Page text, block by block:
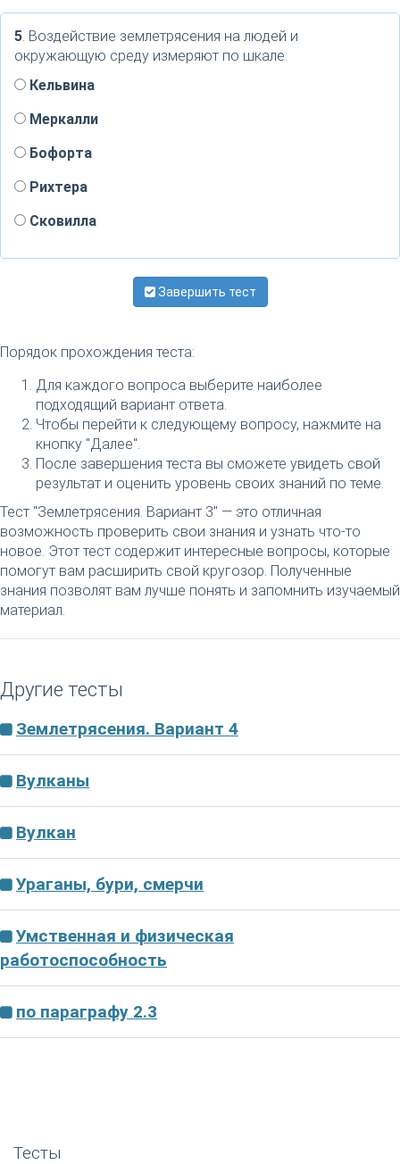
5. Воздействие землетрясения на людей и
окружающую среду измеряют по шкале:
Кельвина
Меркалли
Бофорта
Рихтера
Сковилла
Завершить тест
Порядок прохождения теста:
Для каждого вопроса выберите наиболее
подходящий вариант ответа.
Чтобы перейти к следующему вопросу, нажмите на
кнопку "Далее".
После завершения теста вы сможете увидеть свой
результат и оценить уровень своих знаний по теме.
Тест "Землетрясения. Вариант 3" — это отличная
возможность проверить свои знания и узнать что-то
новое. Этот тест содержит интересные вопросы, которые
помогут вам расширить свой кругозор. Полученные
знания позволят вам лучше понять и запомнить изучаемый
материал.
Другие тесты
Землетрясения. Вариант 4
Вулканы
Вулкан
Ураганы, бури, смерчи
Умственная и физическая
работоспособность
по параграфу 2.3
Тесты